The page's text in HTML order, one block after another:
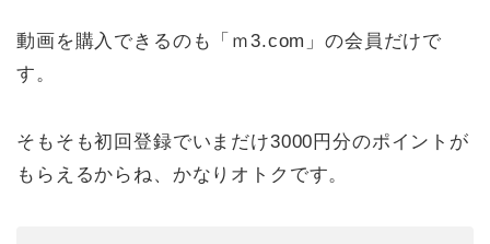
動画を購入できるのも「ｍ3.com」の会員だけで
す。
そもそも初回登録でいまだけ3000円分のポイントが
もらえるからね、かなりオトクです。